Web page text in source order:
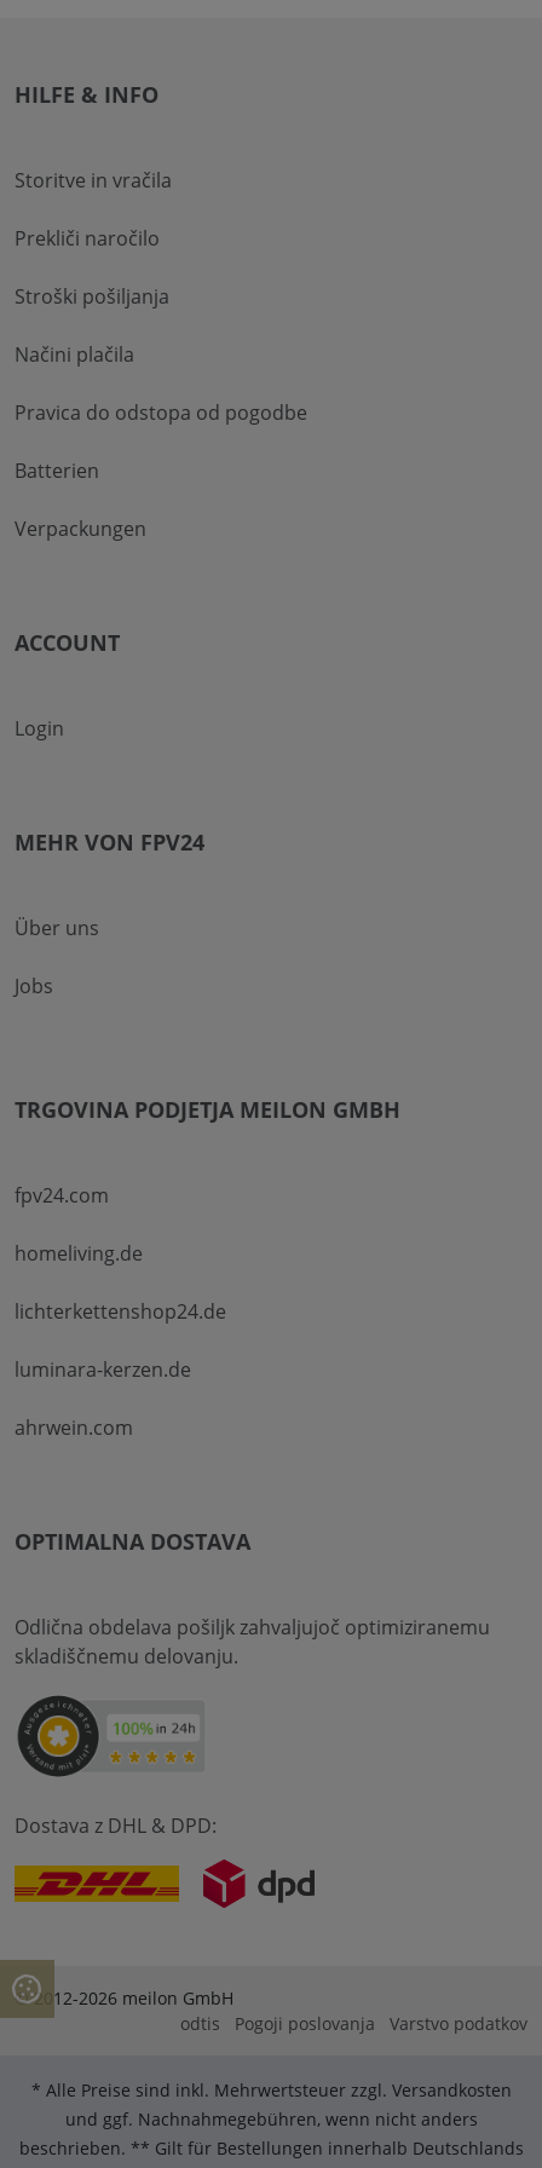
HILFE & INFO
Storitve in vračila
Prekliči naročilo
Stroški pošiljanja
Načini plačila
Pravica do odstopa od pogodbe
Batterien
Verpackungen
ACCOUNT
Login
MEHR VON FPV24
Über uns
Jobs
TRGOVINA PODJETJA MEILON GMBH
fpv24.com
homeliving.de
lichterkettenshop24.de
luminara-kerzen.de
ahrwein.com
OPTIMALNA DOSTAVA
Odlična obdelava pošiljk zahvaljujoč optimiziranemu
skladiščnemu delovanju.
Dostava z DHL & DPD:
© 2012-2026 meilon GmbH
odtis
Pogoji poslovanja Varstvo podatkov
* Alle Preise sind inkl. Mehrwertsteuer zzgl. Versandkosten
und ggf. Nachnahmegebühren, wenn nicht anders
beschrieben. ** Gilt für Bestellungen innerhalb Deutschlands